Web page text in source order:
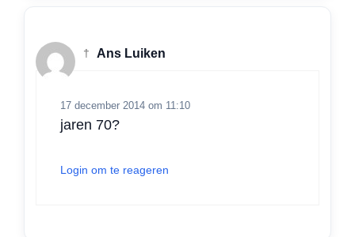
† Ans Luiken
17 december 2014 om 11:10
jaren 70?
Login om te reageren